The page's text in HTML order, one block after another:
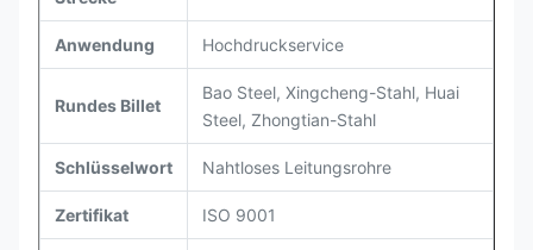
Anwendung Hochdruckservice
Rundes Billet
Bao Steel, Xingcheng-Stahl, Huai
Steel, Zhongtian-Stahl
Schlüsselwort Nahtloses Leitungsrohre
Zertifikat ISO 9001